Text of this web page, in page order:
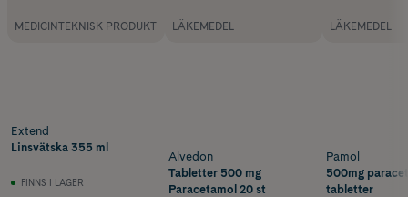
MEDICINTEKNISK PRODUKT
Extend
Linsvätska 355 ml
FINNS I LAGER
LÄKEMEDEL
Alvedon
Tabletter 500 mg
Paracetamol 20 st
LÄKEMEDEL
Pamol
500mg
tabletter